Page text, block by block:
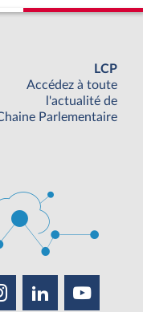
LCP
Accédez à toute
l'actualité de
Parlementaire